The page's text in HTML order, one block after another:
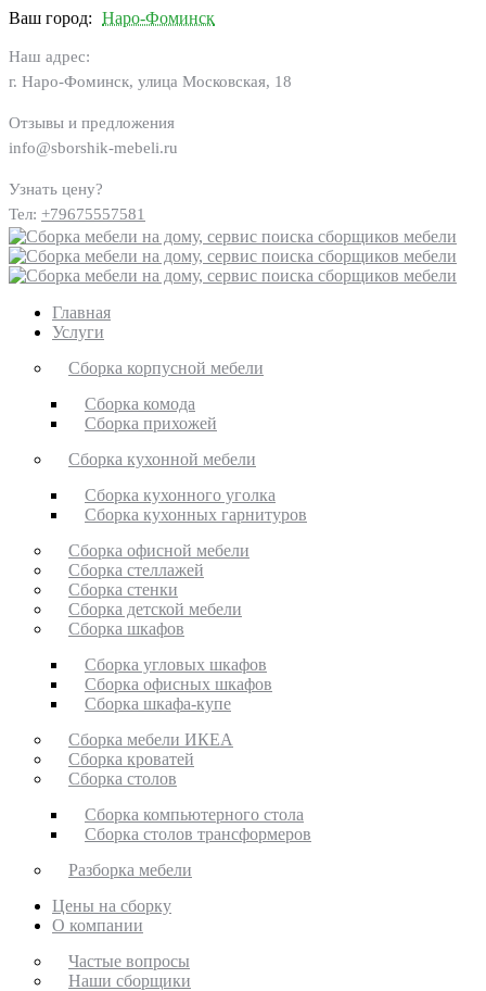
Ваш город: Наро-Фоминск
Наш адрес:
г. Наро-Фоминск, улица Московская, 18
Отзывы и предложения
info@sborshik-mebeli.ru
Узнать цену?
Тел: +79675557581
Главная
Услуги
Сборка корпусной мебели
Сборка комода
Сборка прихожей
Сборка кухонной мебели
Сборка кухонного уголка
Сборка кухонных гарнитуров
Сборка офисной мебели
Сборка стеллажей
Сборка стенки
Сборка детской мебели
Сборка шкафов
Сборка угловых шкафов
Сборка офисных шкафов
Сборка шкафа-купе
Сборка мебели ИКЕА
Сборка кроватей
Сборка столов
Сборка компьютерного стола
Сборка столов трансформеров
Разборка мебели
Цены на сборку
О компании
Частые вопросы
Наши сборщики